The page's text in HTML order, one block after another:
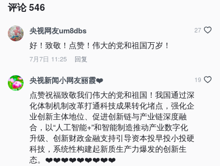
评论546
央视网友um8dbs
好！致敬！点赞！伟大的党和祖国万岁！
7月7日 11:25 回复
27
央视新闻小网友丽霞❤️
点赞祝福致敬我们伟大的党和祖国！我国通过深
化体制机制改革打通科技成果转化堵点，强化企
业创新主体地位、促进创新链与产业链深度融
合，以“人工智能+”和智能制造推动产业数字化
升级、创新财政金融支持引导资本投早投小投硬
科技，系统性构建起新质生产力爆发的创新生
态。❤️❤️❤️❤️❤️❤️❤️❤️❤️
19